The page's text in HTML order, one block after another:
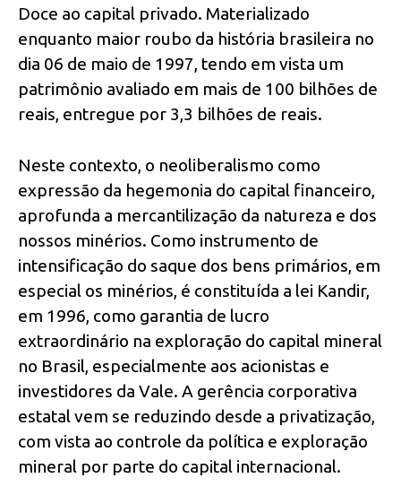
Doce ao capital privado. Materializado
enquanto maior roubo da história brasileira no
dia 06 de maio de 1997, tendo em vista um
patrimônio avaliado em mais de 100 bilhões de
reais, entregue por 3,3 bilhões de reais.
Neste contexto, o neoliberalismo como
expressão da hegemonia do capital financeiro,
aprofunda a mercantilização da natureza e dos
nossos minérios. Como instrumento de
intensificação do saque dos bens primários, em
especial os minérios, é constituída a lei Kandir,
em 1996, como garantia de lucro
extraordinário na exploração do capital mineral
no Brasil, especialmente aos acionistas e
investidores da Vale. A gerência corporativa
estatal vem se reduzindo desde a privatização,
com vista ao controle da política e exploração
mineral por parte do capital internacional.